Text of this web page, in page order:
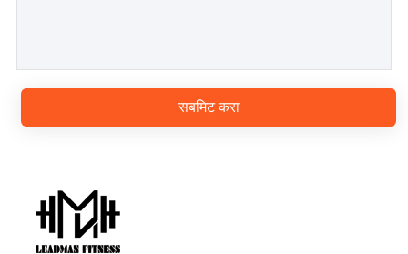
सबमिट करा